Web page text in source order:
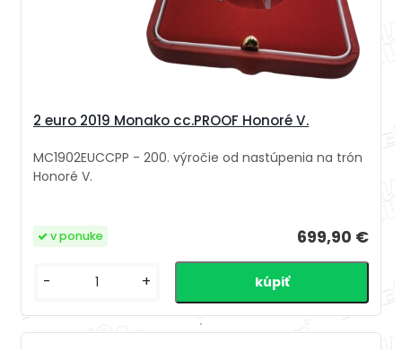
2 euro 2019 Monako cc.PROOF Honoré V.
MC1902EUCCPP - 200. výročie od nastúpenia na trón
Honoré V.
699,90 €
v ponuke
- +